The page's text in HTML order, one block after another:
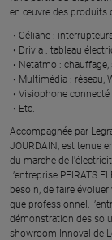
en œuvre des produits
Céliane :
Drivia : tableau
Netatmo : chauffage,
Multimédia : réseau,
Visiophone connecté​
Etc.​
​Accompagnée par
JOURDAIN, est tenue
du marché de
L’entreprise PEIRATS
besoin, de faire
que professionnel,
démonstration des
showroom Innoval de